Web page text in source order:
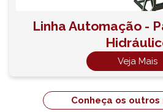
Linha Automação -
Veja Mais
Conheça os outros